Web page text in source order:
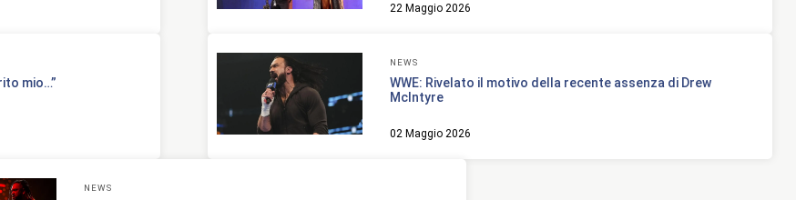
22 Maggio 2026
mio…”
NEWS
WWE: Rivelato il motivo della recente assenza di Drew
McIntyre
02 Maggio 2026
NEWS